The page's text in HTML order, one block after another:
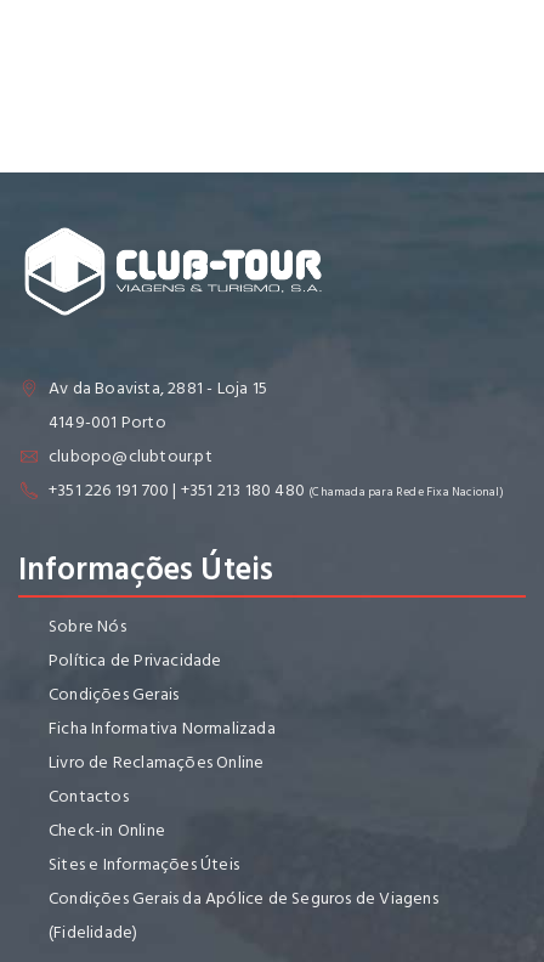
Av da Boavista, 2881 - Loja 15
4149-001 Porto
clubopo@clubtour.pt
+351 226 191 700 | +351 213 180 480 (Chamada para Rede Fixa Nacional)
Informações Úteis
Sobre Nós
Política de Privacidade
Condições Gerais
Ficha Informativa Normalizada
Livro de Reclamações Online
Contactos
Check-in Online
Sites e Informações Úteis
Condições Gerais da Apólice de Seguros de Viagens
(Fidelidade)